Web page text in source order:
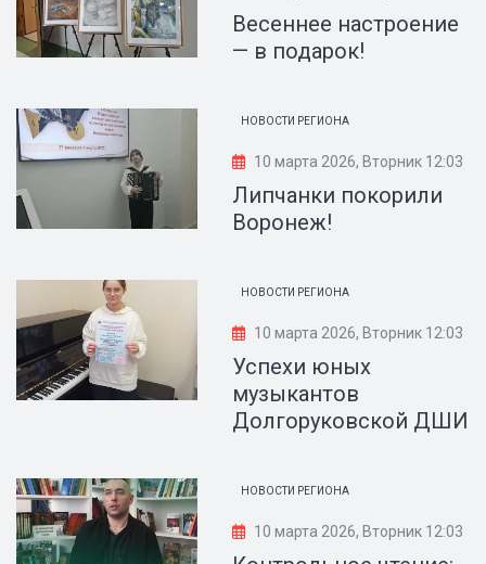
Весеннее настроение
— в подарок!
НОВОСТИ РЕГИОНА
10 марта 2026, Вторник 12:03
Липчанки покорили
Воронеж!
НОВОСТИ РЕГИОНА
10 марта 2026, Вторник 12:03
Успехи юных
музыкантов
Долгоруковской ДШИ
НОВОСТИ РЕГИОНА
10 марта 2026, Вторник 12:03